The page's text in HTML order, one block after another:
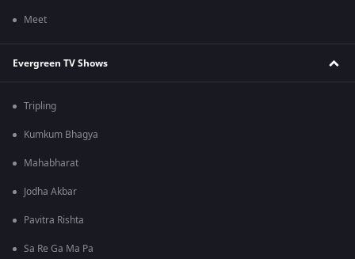
Meet
Evergreen TV Shows
Tripling
Kumkum Bhagya
Mahabharat
Jodha Akbar
Pavitra Rishta
Sa Re Ga Ma Pa